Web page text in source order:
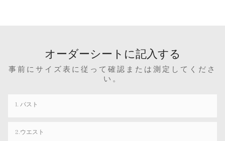
オーダーシートに記入する
事前にサイズ表に従って確認または測定してくださ
い。
1. バスト
2.ウエスト